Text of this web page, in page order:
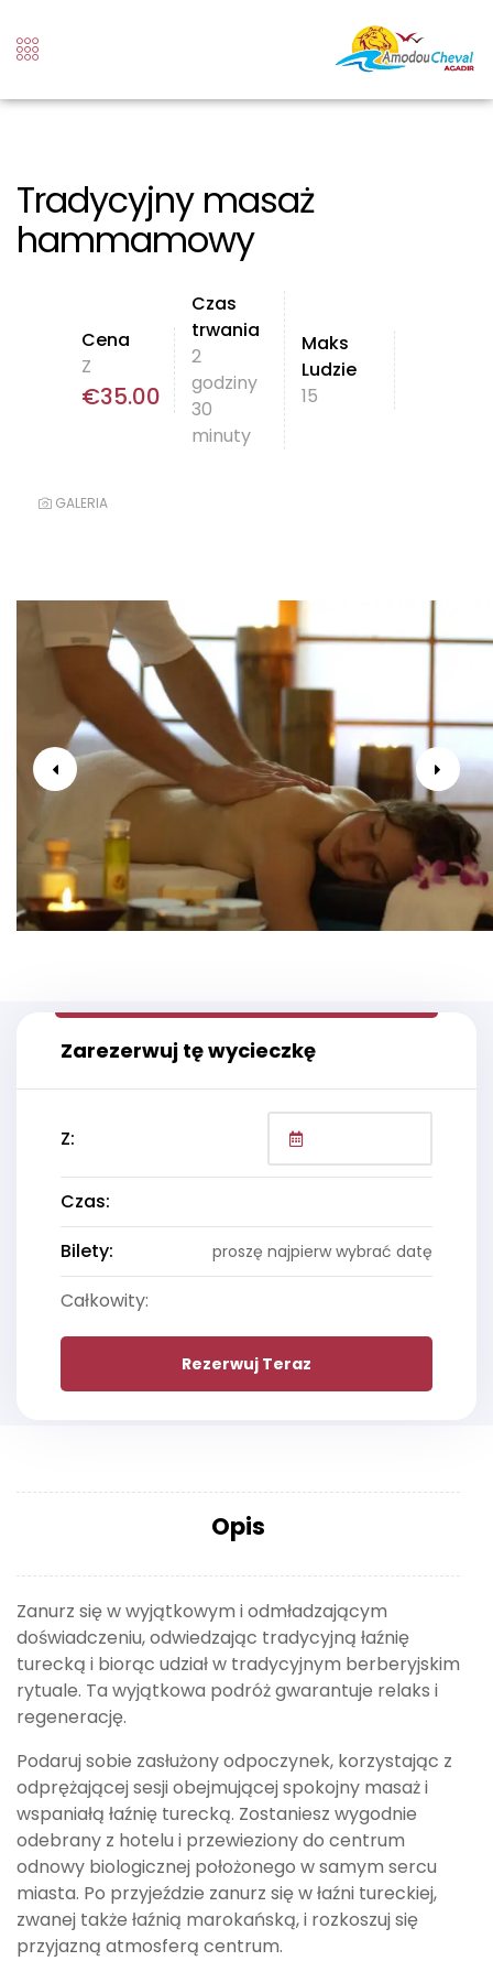
Tradycyjny masaż
hammamowy
Cena
Z
€35.00
Czas
trwania
2
godziny
30
minuty
Maks
Ludzie
15
GALERIA
Zarezerwuj tę wycieczkę
Z:
Czas:
Bilety:
proszę najpierw wybrać datę
Całkowity:
Rezerwuj Teraz
Opis
Zanurz się w wyjątkowym i odmładzającym
doświadczeniu, odwiedzając tradycyjną łaźnię
turecką i biorąc udział w tradycyjnym berberyjskim
rytuale. Ta wyjątkowa podróż gwarantuje relaks i
regenerację.
Podaruj sobie zasłużony odpoczynek, korzystając z
odprężającej sesji obejmującej spokojny masaż i
wspaniałą łaźnię turecką. Zostaniesz wygodnie
odebrany z hotelu i przewieziony do centrum
odnowy biologicznej położonego w samym sercu
miasta. Po przyjeździe zanurz się w łaźni tureckiej,
zwanej także łaźnią marokańską, i rozkoszuj się
przyjazną atmosferą centrum.